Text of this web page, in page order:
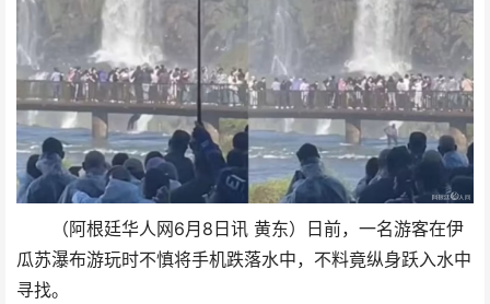
（阿根廷华人网6月8日讯 黄东）日前，一名游客在伊
瓜苏瀑布游玩时不慎将手机跌落水中，不料竟纵身跃入水中
寻找。
跃入水中找回